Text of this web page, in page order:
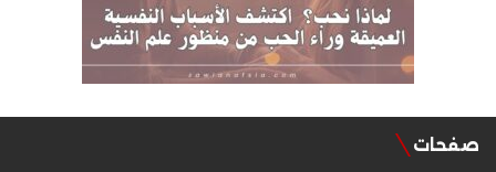
صفحات